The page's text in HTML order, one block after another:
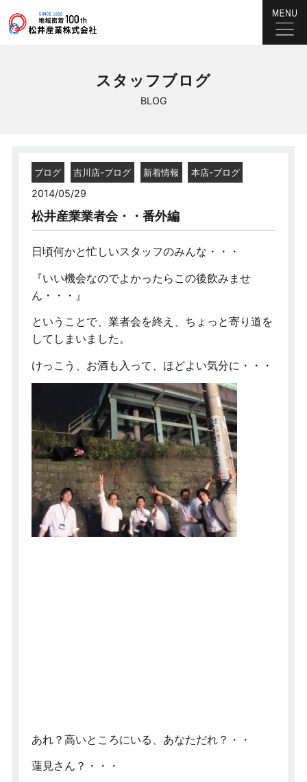
BLOG
スタッフブログ
ブログ 吉川店-ブログ 新着情報 本店-ブログ
2014/05/29
松井産業業者会・・番外編
日頃何かと忙しいスタッフのみんな・・・
『いい機会なのでよかったらこの後飲みませ
ん・・・』
ということで、業者会を終え、ちょっと寄り道を
してしまいました。
けっこう、お酒も入って、ほどよい気分に・・・
あれ？高いところにいる、あなただれ？・・
蓮見さん？・・・